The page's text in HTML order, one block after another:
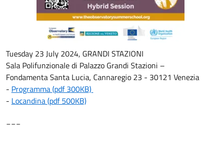
Tuesday 23 July 2024, GRANDI STAZIONI
Sala Polifunzionale di Palazzo Grandi Stazioni –
Fondamenta Santa Lucia, Cannaregio 23 - 30121 Venezia
- Programma (pdf 300KB)
- Locandina (pdf 500KB)